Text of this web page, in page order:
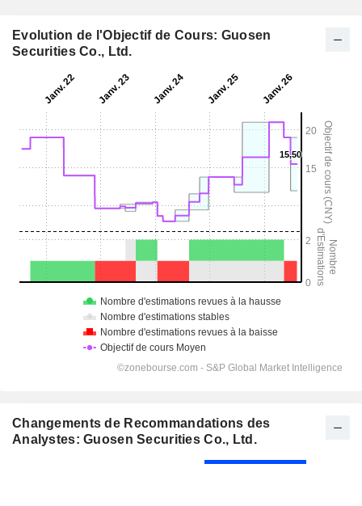
Evolution de l'Objectif de Cours: Guosen
Securities Co., Ltd.
Changements de Recommandations des
Analystes: Guosen Securities Co., Ltd.